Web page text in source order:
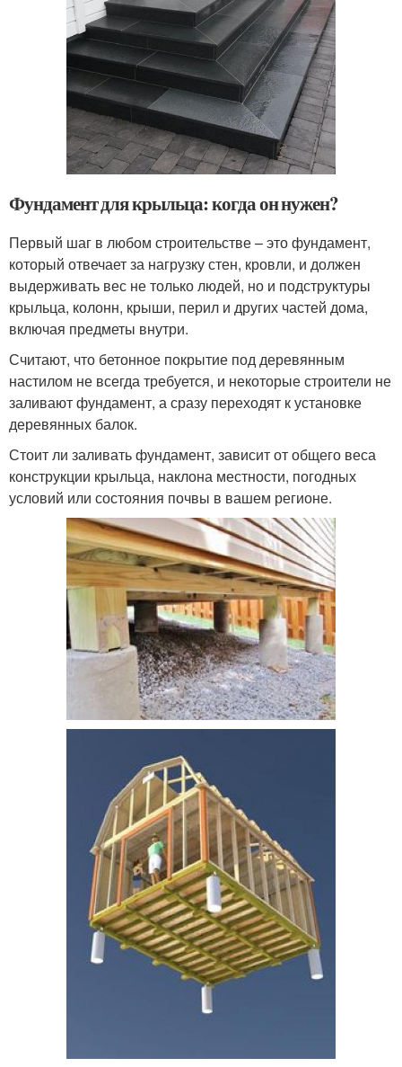
Фундамент для крыльца: когда он нужен?
Первый шаг в любом строительстве – это фундамент,
который отвечает за нагрузку стен, кровли, и должен
выдерживать вес не только людей, но и подструктуры
крыльца, колонн, крыши, перил и других частей дома,
включая предметы внутри.
Считают, что бетонное покрытие под деревянным
настилом не всегда требуется, и некоторые строители не
заливают фундамент, а сразу переходят к установке
деревянных балок.
Стоит ли заливать фундамент, зависит от общего веса
конструкции крыльца, наклона местности, погодных
условий или состояния почвы в вашем регионе.